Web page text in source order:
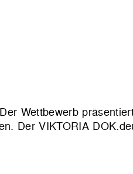
Wettbewerb
Der VIKTORIA